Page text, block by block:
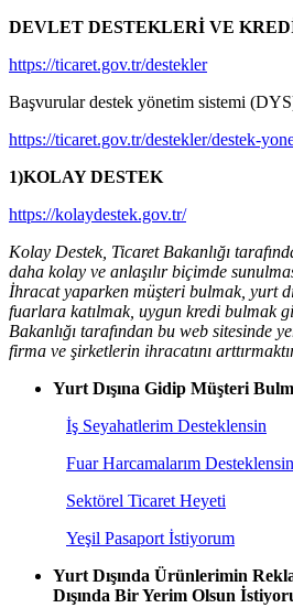
DEVLET DESTEKLERİ VE
https://ticaret.gov.tr/destekler
Başvurular destek yönetim sistemi
https://ticaret.gov.tr/destekler/destek-
1)KOLAY DESTEK
https://kolaydestek.gov.tr/
Kolay Destek, Ticaret Bakanlığı
daha kolay ve anlaşılır biçimde
İhracat yaparken müşteri bulmak, yurt
fuarlara katılmak, uygun kredi bulmak
Bakanlığı tarafından bu web sitesinde
firma ve şirketlerin ihracatını
Yurt Dışına Gidip Müşteri
İş Seyahatlerim Desteklensin
Fuar Harcamalarım Desteklensin
Sektörel Ticaret Heyeti
Yeşil Pasaport İstiyorum
Yurt Dışında Ürünlerimin
Dışında Bir Yerim Olsun